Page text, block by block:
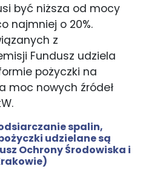
być niższa od mocy
najmniej o 20%.
z
Fundusz udziela
pożyczki na
moc nowych źródeł
spalin,
udzielane są
Ochrony Środowiska i